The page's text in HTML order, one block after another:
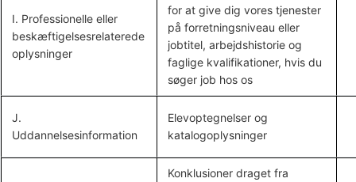
I. Professionelle eller
beskæftigelsesrelaterede
oplysninger
for at give dig vores tjenester
på forretningsniveau eller
jobtitel, arbejdshistorie og
faglige kvalifikationer, hvis du
søger job hos os
J.
Uddannelsesinformation
Elevoptegnelser og
katalogoplysninger
Konklusioner draget fra